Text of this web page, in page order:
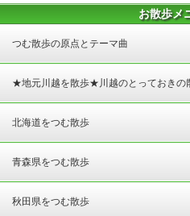
お散歩メ
つむ散歩の原点とテーマ曲
★地元川越を散歩★川越のとっておきの
北海道をつむ散歩
青森県をつむ散歩
秋田県をつむ散歩